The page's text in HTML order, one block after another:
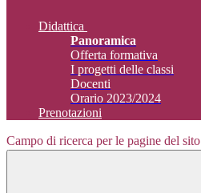
Didattica
Panoramica
Offerta formativa
I progetti delle classi
Docenti
Orario 2023/2024
Prenotazioni
Campo di ricerca per le pagine del sito